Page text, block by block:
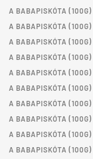
A BABAPISKÓTA (100G)
A BABAPISKÓTA (100G)
A BABAPISKÓTA (100G)
A BABAPISKÓTA (100G)
A BABAPISKÓTA (100G)
A BABAPISKÓTA (100G)
A BABAPISKÓTA (100G)
A BABAPISKÓTA (100G)
A BABAPISKÓTA (100G)
A BABAPISKÓTA (100G)